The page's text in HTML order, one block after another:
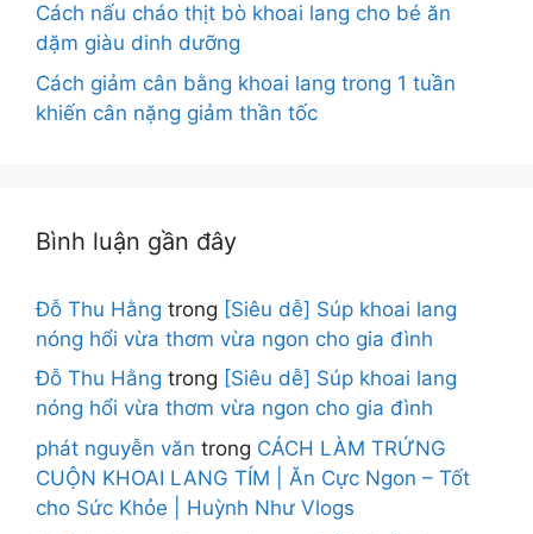
Cách nấu cháo thịt bò khoai lang cho bé ăn
dặm giàu dinh dưỡng
Cách giảm cân bằng khoai lang trong 1 tuần
khiến cân nặng giảm thần tốc
Bình luận gần đây
Đỗ Thu Hằng trong [Siêu dễ] Súp khoai lang
nóng hổi vừa thơm vừa ngon cho gia đình
Đỗ Thu Hằng trong [Siêu dễ] Súp khoai lang
nóng hổi vừa thơm vừa ngon cho gia đình
phát nguyễn văn trong CÁCH LÀM TRỨNG
CUỘN KHOAI LANG TÍM | Ăn Cực Ngon – Tốt
cho Sức Khỏe | Huỳnh Như Vlogs